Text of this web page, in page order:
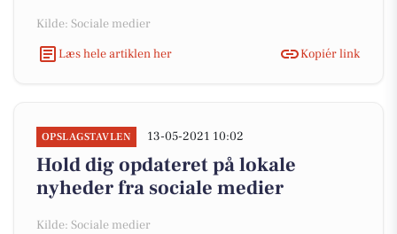
Kilde: Sociale medier
Læs hele artiklen her
Kopiér link
OPSLAGSTAVLEN 13-05-2021 10:02
Hold dig opdateret på lokale
nyheder fra sociale medier
Kilde: Sociale medier